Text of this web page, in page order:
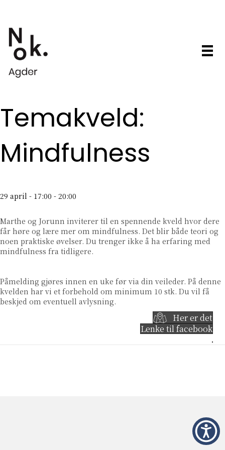
Temakveld:
Mindfulness
29 april - 17:00 - 20:00
Marthe og Jorunn inviterer til en spennende kveld hvor dere
får høre og lære mer om mindfulness. Det blir både teori og
noen praktiske øvelser. Du trenger ikke å ha erfaring med
mindfulness fra tidligere.
Påmelding gjøres innen en uke før via din veileder. På denne
kvelden har vi et forbehold om minimum 10 stk. Du vil få
beskjed om eventuell avlysning.
Her er det
Lenke til facebook